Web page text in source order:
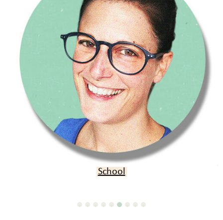
Verjaardag